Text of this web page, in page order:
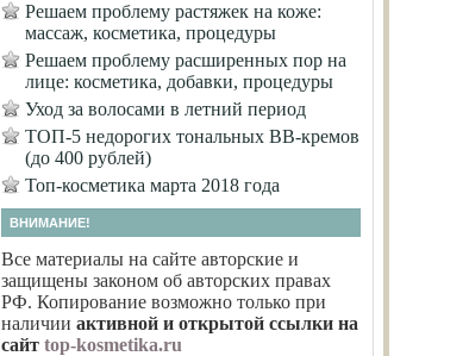
Решаем проблему растяжек на коже:
массаж, косметика, процедуры
Решаем проблему расширенных пор на
лице: косметика, добавки, процедуры
Уход за волосами в летний период
ТОП-5 недорогих тональных ВВ-кремов
(до 400 рублей)
Топ-косметика марта 2018 года
ВНИМАНИЕ!
Все материалы на сайте авторские и
защищены законом об авторских правах
РФ. Копирование возможно только при
наличии активной и открытой ссылки на
сайт top-kosmetika.ru